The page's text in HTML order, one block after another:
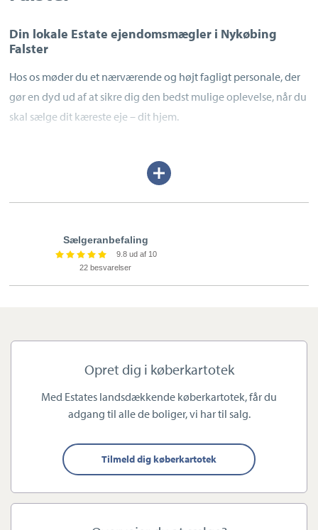
Din lokale Estate ejendomsmægler i Nykøbing
Falster
Hos os møder du et nærværende og højt fagligt personale, der
gør en dyd ud af at sikre dig den bedst mulige oplevelse, når du
skal sælge dit kæreste eje – dit hjem.
Ejendomsmægler og indehaver Thomas Kruse har flere års
erfaring som mægler, og så er han født og opvokset på Lolland-
Hos Estate Nykøbing møder du en nærværende og professionel
mægler, som altid tager sig den nødvendige tid til kunden. Vi
i et parcelhuskvarter, et fritidshus på Marielyst, et praktisk byhus
med central beliggenhed eller en liebhaverbolig på
En stor beslutning
Hos Estate Nykøbing ved vi, hvor stor en beslutning det er at
Udvid/skjul
Sælgeranbefaling
9.8 ud af 10
22 besvarelser
Opret dig i køberkartotek
Med Estates landsdækkende køberkartotek, får du
adgang til alle de boliger, vi har til salg.
Tilmeld dig køberkartotek